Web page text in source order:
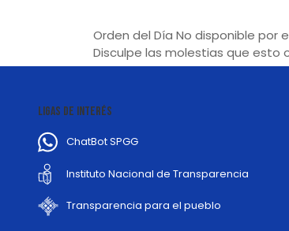
Orden del Día No disponible por
Disculpe las molestias que esto
LIGAS DE INTERÉS
ChatBot SPGG
Instituto Nacional de Transparencia
Transparencia para el pueblo